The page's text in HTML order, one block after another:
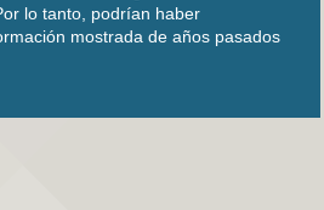
lo tanto, podrían haber
mostrada de años pasados